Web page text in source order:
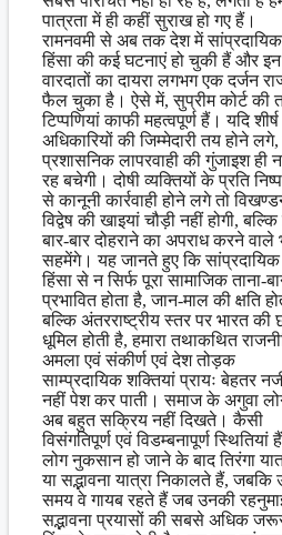
पात्रता में ही कहीं सुराख हो गए हैं।
रामनवमी से अब तक देश में सांप्रदायिक
हिंसा की कई घटनाएं हो चुकी हैं और इन
वारदातों का दायरा लगभग एक दर्जन
फैल चुका है। ऐसे में, सुप्रीम कोर्ट की
टिप्पणियां काफी महत्वपूर्ण हैं। यदि शीर्ष
अधिकारियों की जिम्मेदारी तय होने लगे,
प्रशासनिक लापरवाही की गुंजाइश ही
रह बचेगी। दोषी व्यक्तियों के प्रति
से कानूनी कार्रवाही होने लगे तो
विद्वेष की खाइयां चौड़ी नहीं होगी, बल्कि
बार-बार दोहराने का अपराध करने वाले
सहमेंगे। यह जानते हुए कि सांप्रदायिक
हिंसा से न सिर्फ पूरा सामाजिक ताना-
प्रभावित होता है, जान-माल की क्षति
बल्कि अंतरराष्ट्रीय स्तर पर भारत की
धूमिल होती है, हमारा तथाकथित
अमला एवं संकीर्ण एवं देश तोड़क
साम्प्रदायिक शक्तियां प्रायः बेहतर
नहीं पेश कर पाती। समाज के अगुवा
अब बहुत सक्रिय नहीं दिखते। कैसी
विसंगतिपूर्ण एवं विडम्बनापूर्ण स्थितियां
लोग नुकसान हो जाने के बाद तिरंगा
या सद्भावना यात्रा निकालते हैं, जबकि
समय वे गायब रहते हैं जब उनकी
सद्भावना प्रयासों की सबसे अधिक